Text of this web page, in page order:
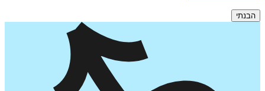
הבנתי